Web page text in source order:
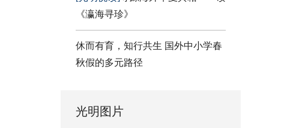
《瀛海寻珍》
休而有育，知行共生 国外中小学春
秋假的多元路径
光明图片